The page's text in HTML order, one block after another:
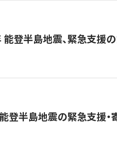
能登半島地震、緊急支援
登半島地震の緊急支援・